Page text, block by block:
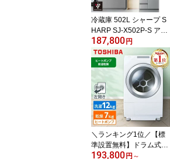
冷蔵庫 502L シャープ S
HARP SJ-X502P-S アッ
シュシルバー フレンチド
ア 観音開き エクプラ特
選
187,800 円
＼ランキング1位／【標
準設置無料】ドラム式洗
濯機 洗濯 12kg 乾燥 7kg
193,800 円 ～